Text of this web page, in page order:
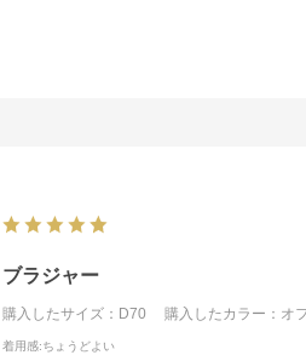
ブラジャー
購入したサイズ：D70 購入したカラー：オ
着用感:ちょうどよい